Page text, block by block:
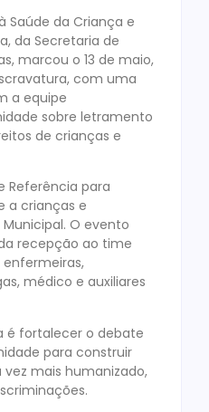
Saúde da Criança e
da Secretaria de
marcou o 13 de maio,
com uma
a equipe
sobre letramento
de crianças e
Referência para
a crianças e
O evento
recepção ao time
médico e auxiliares
é fortalecer o debate
para construir
mais humanizado,